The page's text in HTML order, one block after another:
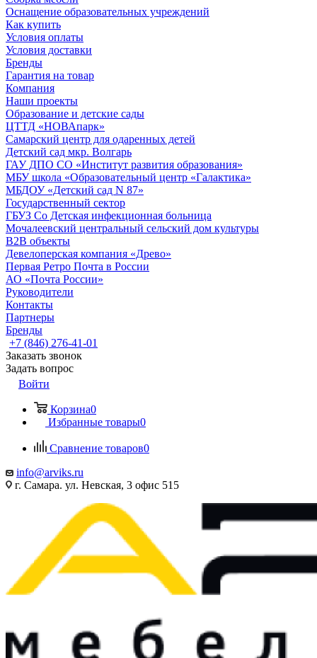
Оснащение образовательных учреждений
Как купить
Условия оплаты
Условия доставки
Бренды
Гарантия на товар
Компания
Наши проекты
Образование и детские сады
ЦТТД «НОВАпарк»
Самарский центр для одаренных детей
Детский сад мкр. Волгарь
ГАУ ДПО СО «Институт развития образования»
МБУ школа «Образовательный центр «Галактика»
МБДОУ «Детский сад N 87»
Государственный сектор
ГБУЗ Со Детская инфекционная больница
Мочалеевский центральный сельский дом культуры
B2B объекты
Девелоперская компания «Древо»
Первая Ретро Почта в России
АО «Почта России»
Руководители
Контакты
Партнеры
Бренды
+7 (846) 276-41-01
Заказать звонок
Задать вопрос
Войти
Корзина0
Избранные товары0
Сравнение товаров0
info@arviks.ru
г. Самара. ул. Невская, 3 офис 515